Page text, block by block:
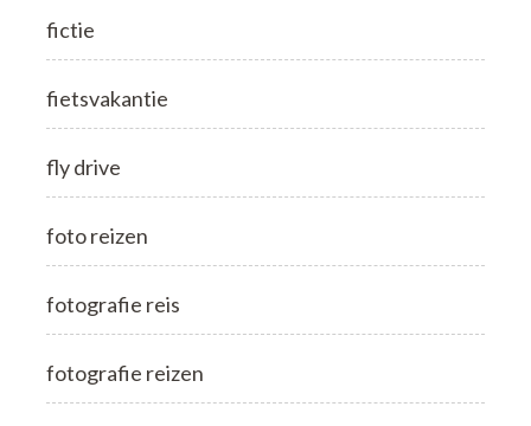
fictie
fietsvakantie
fly drive
foto reizen
fotografie reis
fotografie reizen